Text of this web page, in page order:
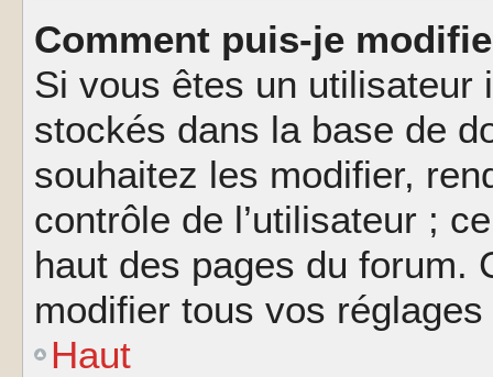
Comment puis-je
Si vous êtes un
stockés dans la base de
souhaitez les modifier,
contrôle de l’utilisateur ;
haut des pages du forum.
modifier tous vos
Haut